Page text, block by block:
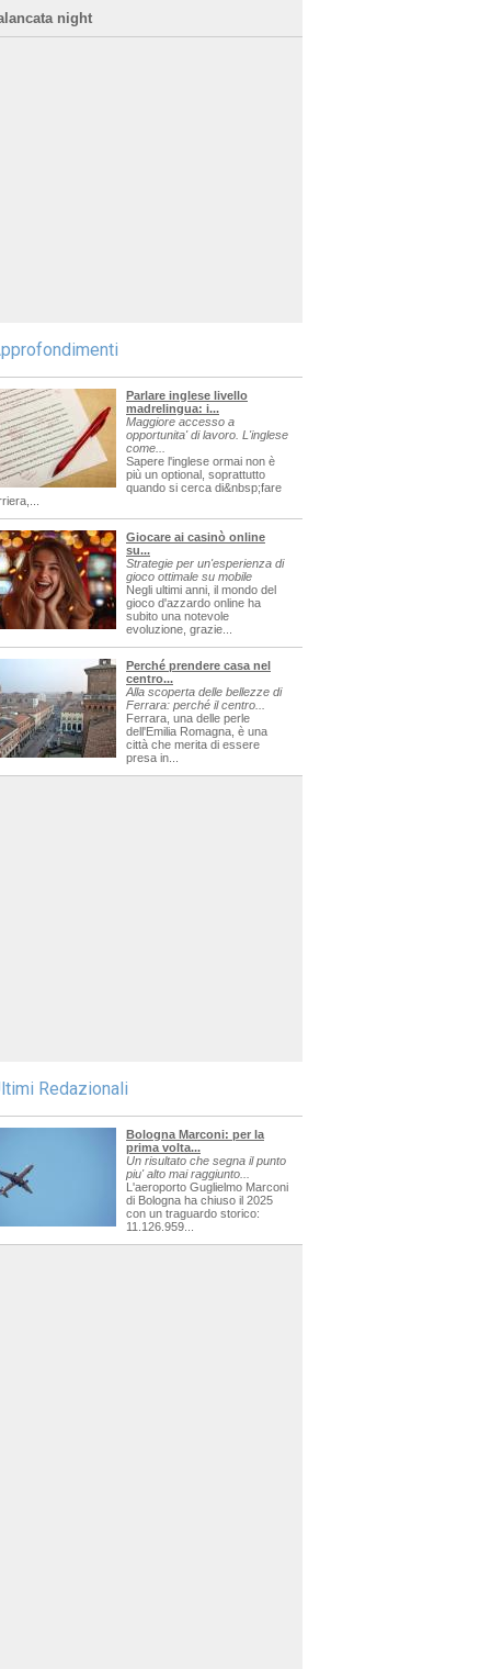
night
Parlare inglese livello
madrelingua: i...
Maggiore accesso a
opportunita' di lavoro. L'inglese
come...
Sapere l'inglese ormai non è
più un optional, soprattutto
quando si cerca di&nbsp;fare
Giocare ai casinò online
su...
Strategie per un'esperienza di
gioco ottimale su mobile
Negli ultimi anni, il mondo del
gioco d'azzardo online ha
subito una notevole
evoluzione, grazie...
Perché prendere casa nel
centro...
Alla scoperta delle bellezze di
Ferrara: perché il centro...
Ferrara, una delle perle
dell'Emilia Romagna, è una
città che merita di essere
presa in...
Redazionali
Bologna Marconi: per la
prima volta...
Un risultato che segna il punto
piu' alto mai raggiunto...
L'aeroporto Guglielmo Marconi
di Bologna ha chiuso il 2025
con un traguardo storico:
11.126.959...